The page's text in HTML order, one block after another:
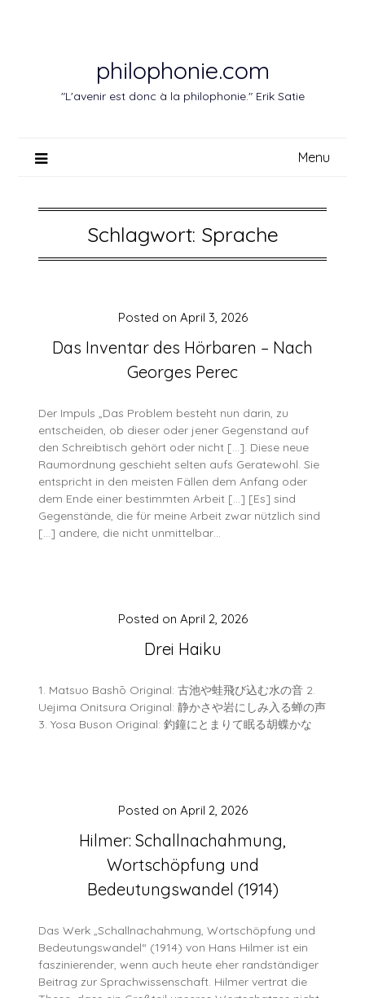
philophonie.com
"L'avenir est donc à la philophonie." Erik Satie
Menu
Schlagwort: Sprache
Das Inventar des Hörbaren – Nach
Georges Perec
Posted on April 3, 2026
Der Impuls „Das Problem besteht nun darin, zu
entscheiden, ob dieser oder jener Gegenstand auf
den Schreibtisch gehört oder nicht […]. Diese neue
Raumordnung geschieht selten aufs Geratewohl. Sie
entspricht in den meisten Fällen dem Anfang oder
dem Ende einer bestimmten Arbeit […] [Es] sind
Gegenstände, die für meine Arbeit zwar nützlich sind
[…] andere, die nicht unmittelbar…
Drei Haiku
Posted on April 2, 2026
1. Matsuo Bashō Original: 古池や蛙飛び込む水の音 2.
Uejima Onitsura Original: 静かさや岩にしみ入る蝉の声
3. Yosa Buson Original: 釣鐘にとまりて眠る胡蝶かな
Hilmer: Schallnachahmung,
Wortschöpfung und
Bedeutungswandel (1914)
Posted on April 2, 2026
Das Werk „Schallnachahmung, Wortschöpfung und
Bedeutungswandel“ (1914) von Hans Hilmer ist ein
faszinierender, wenn auch heute eher randständiger
Beitrag zur Sprachwissenschaft. Hilmer vertrat die